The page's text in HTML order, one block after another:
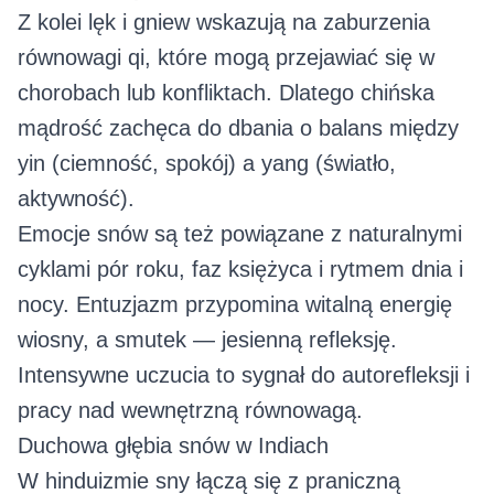
Z kolei lęk i gniew wskazują na zaburzenia
równowagi qi, które mogą przejawiać się w
chorobach lub konfliktach. Dlatego chińska
mądrość zachęca do dbania o balans między
yin (ciemność, spokój) a yang (światło,
aktywność).
Emocje snów są też powiązane z naturalnymi
cyklami pór roku, faz księżyca i rytmem dnia i
nocy. Entuzjazm przypomina witalną energię
wiosny, a smutek — jesienną refleksję.
Intensywne uczucia to sygnał do autorefleksji i
pracy nad wewnętrzną równowagą.
Duchowa głębia snów w Indiach
W hinduizmie sny łączą się z praniczną